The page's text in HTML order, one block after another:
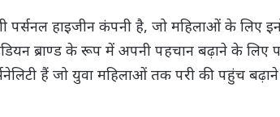
पर्सनल हाइजीन कंपनी है, जो महिलाओं के लिए
ब्राण्ड के रूप में अपनी पहचान बढ़ाने के लिए
हैं जो युवा महिलाओं तक परी की पहुंच